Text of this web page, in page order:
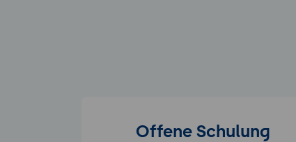
Offene Schulung